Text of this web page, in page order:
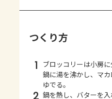
つくり方
1 ブロッコリーは小房
鍋に湯を沸かし、マ
ゆでる。
鍋を熱し、バターを